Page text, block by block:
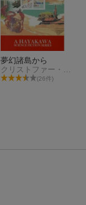
夢幻諸島から
(26件)